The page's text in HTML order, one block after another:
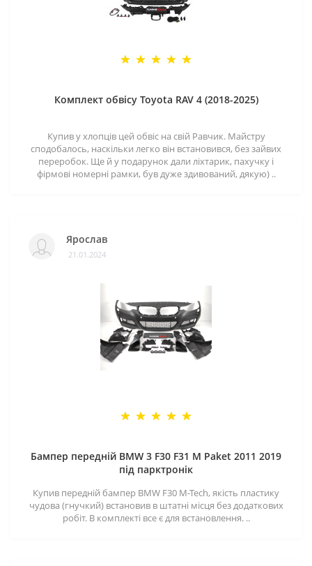
Комплект обвісу Toyota RAV 4 (2018-2025)
Купив у хлопців цей обвіс на свій Равчик. Майстру
сподобалось, наскільки легко він встановився, без зайвих
переробок. Ще й у подарунок дали ліхтарик, пахучку і
фірмові номерні рамки, був дуже здивований, дякую) ..
Ярослав
21.01.2024
Бампер передній BMW 3 F30 F31 M Paket 2011 2019
під парктронік
Купив передній бампер BMW F30 M-Tech, якість пластику
чудова (гнучкий) встановив в штатні місця без додаткових
робіт. В комплекті все є для встановлення. ..